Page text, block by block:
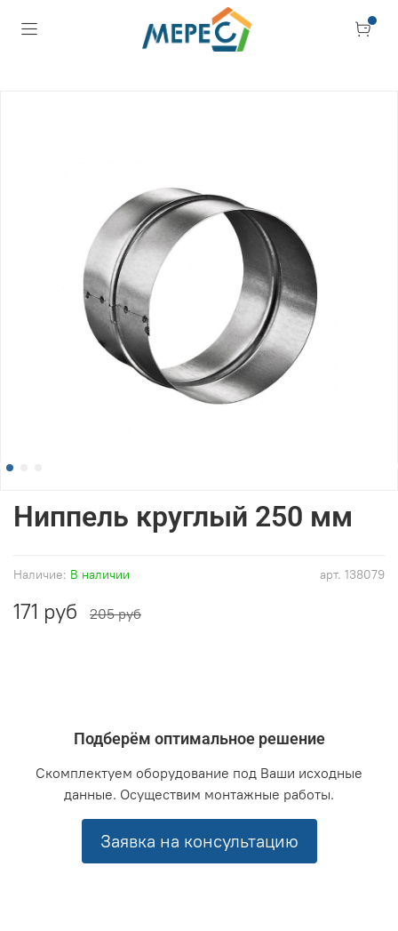
арт. 138079
Наличие: В наличии
Ниппель круглый 250 мм
171 руб 205 руб
Подберём оптимальное решение
Скомплектуем оборудование под Ваши исходные
данные. Осуществим монтажные работы.
Заявка на консультацию